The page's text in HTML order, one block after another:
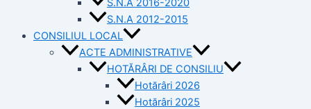
S.N.A 2012-2015
CONSILIUL LOCAL
ACTE ADMINISTRATIVE
HOTĂRÂRI DE CONSILIU
Hotărâri 2026
Hotărâri 2025